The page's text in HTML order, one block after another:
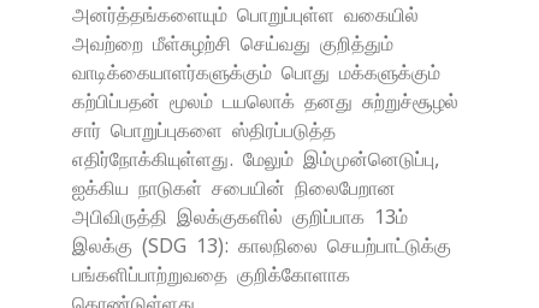
அனர்த்தங்களையும் பொறுப்புள்ள வகையில்
அவற்றை மீள்சுழற்சி செய்வது குறித்தும்
வாடிக்கையாளர்களுக்கும் பொது மக்களுக்கும்
கற்பிப்பதன் மூலம் டயலொக் தனது சுற்றுச்சூழல்
சார் பொறுப்புகளை ஸ்திரப்படுத்த
எதிர்நோக்கியுள்ளது. மேலும் இம்முன்னெடுப்பு,
ஐக்கிய நாடுகள் சபையின் நிலைபேறான
அபிவிருத்தி இலக்குகளில் குறிப்பாக 13ம்
இலக்கு (SDG 13): காலநிலை செயற்பாட்டுக்கு
பங்களிப்பாற்றுவதை குறிக்கோளாக